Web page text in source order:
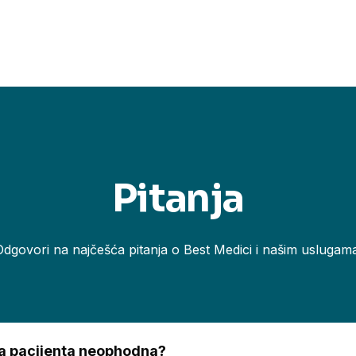
Pitanja
na najčešća pitanja o Best Medici i našim
pacijenta neophodna?